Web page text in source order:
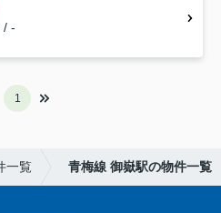
/ -
1
一覧 青梅線 御嶽駅の物件一覧